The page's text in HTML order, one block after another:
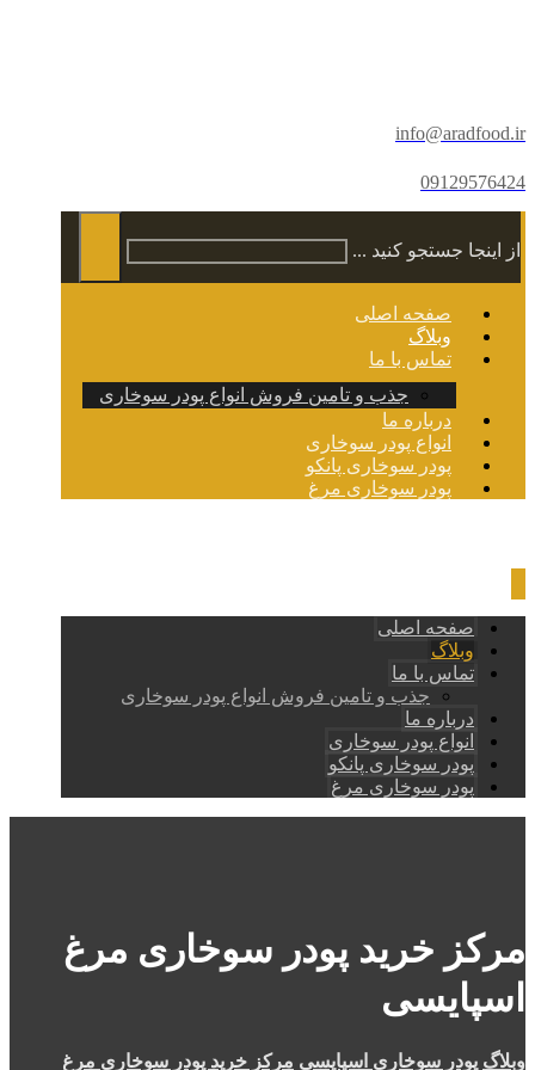
info@aradfood.ir
09129576424
از اینجا جستجو کنید ...
صفحه اصلی
وبلاگ
تماس با ما
جذب و تامین فروش انواع پودر سوخاری
درباره ما
انواع پودر سوخاری
پودر سوخاری پانکو
پودر سوخاری مرغ
صفحه اصلی
وبلاگ
تماس با ما
جذب و تامین فروش انواع پودر سوخاری
درباره ما
انواع پودر سوخاری
پودر سوخاری پانکو
پودر سوخاری مرغ
مرکز خرید پودر سوخاری مرغ
اسپایسی
وبلاگ پودر سوخاری اسپایسی مرکز خرید پودر سوخاری مرغ